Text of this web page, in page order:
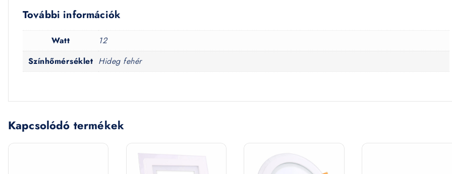
További információk
Watt
12
Színhőmérséklet Hideg fehér
Kapcsolódó termékek